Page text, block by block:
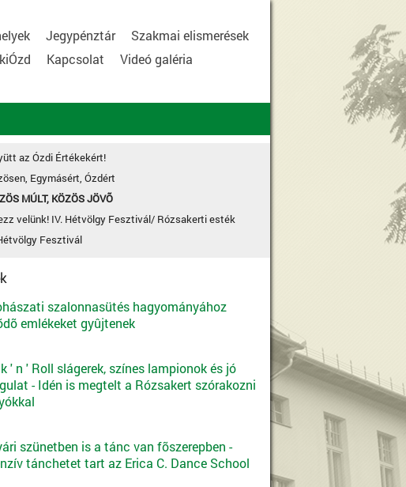
Jegypénztár
Szakmai elismerések
Kapcsolat Videó galéria
az Ózdi Értékekért!
Egymásért, Ózdért
MÚLT, KÖZÖS JÖVÕ
velünk! IV. Hétvölgy Fesztivál/ Rózsakerti esték
Fesztivál
szalonnasütés hagyományához
emlékeket gyûjtenek
' n ' Roll slágerek, színes lampionok és jó
- Idén is megtelt a Rózsakert szórakozni
szünetben is a tánc van fõszerepben -
tánchetet tart az Erica C. Dance School